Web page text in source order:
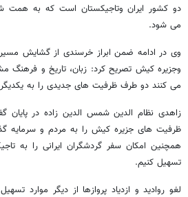
دو کشور ایران وتاجیکستان است که به همت
می شود.
وی در ادامه ضمن ابراز خرسندی از گشایش
وجزیره کیش تصریح کرد: زبان، تاریخ و فرهنگ
می کنند دو طرف ظرفیت های جدیدی را به
زاهدی نظام الدین شمس الدین زاده در پایان
ظرفیت های جزیره کیش را به مردم و سرمایه
همچنین امکان سفر گردشگران ایرانی را به
تسهیل کنیم.
لغو روادید و ازدیاد پروازها از دیگر موارد